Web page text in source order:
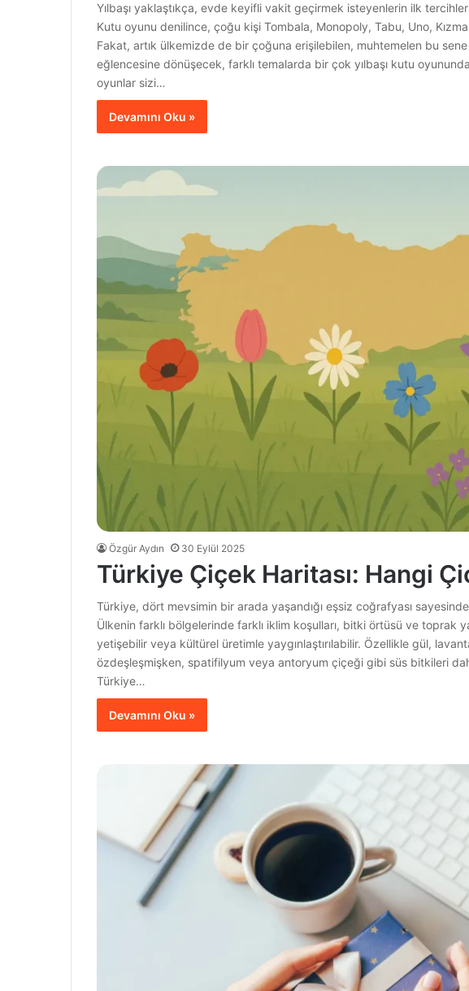
Yılbaşı yaklaştıkça, evde keyifli vakit geçirmek isteyenlerin ilk
Kutu oyunu denilince, çoğu kişi Tombala, Monopoly, Tabu, Uno,
Fakat, artık ülkemizde de bir çoğuna erişilebilen, muhtemelen bu sene
eğlencesine dönüşecek, farklı temalarda bir çok yılbaşı kutu
oyunlar sizi…
Devamını Oku »
Özgür Aydın 30 Eylül 2025
Türkiye Çiçek Haritası: Hangi
Türkiye, dört mevsimin bir arada yaşandığı eşsiz coğrafyası
Ülkenin farklı bölgelerinde farklı iklim koşulları, bitki örtüsü ve toprak
yetişebilir veya kültürel üretimle yaygınlaştırılabilir. Özellikle gül,
özdeşleşmişken, spatifilyum veya antoryum çiçeği gibi süs bitkileri
Türkiye…
Devamını Oku »